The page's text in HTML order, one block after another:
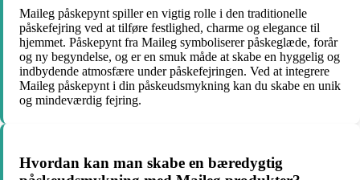
Maileg påskepynt spiller en vigtig rolle i den traditionelle
påskefejring ved at tilføre festlighed, charme og elegance til
hjemmet. Påskepynt fra Maileg symboliserer påskeglæde, forår
og ny begyndelse, og er en smuk måde at skabe en hyggelig og
indbydende atmosfære under påskefejringen. Ved at integrere
Maileg påskepynt i din påskeudsmykning kan du skabe en unik
og mindeværdig fejring.
Hvordan kan man skabe en bæredygtig